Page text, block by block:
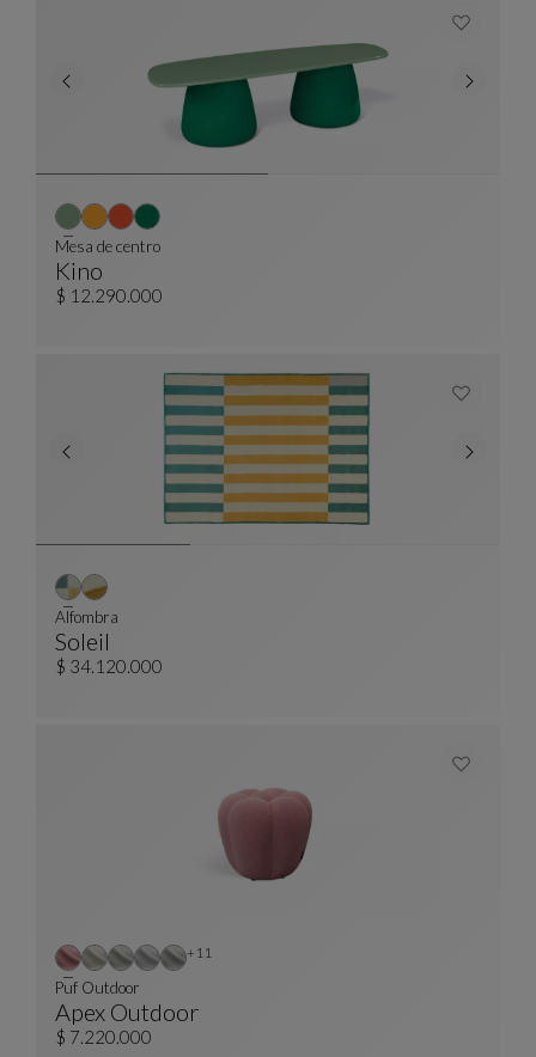
Kino
Mesa De Centro
Ver Descripción Completa
Mesa de centro
$ 12.290.000
Soleil
Alfombra
Ver Descripción Completa
Alfombra
$ 34.120.000
Apex Outdoor
Puf Outdoor
Ver Descripción Completa
Puf Outdoor
$ 7.220.000
+11Otros colores : 11 colores disponibles